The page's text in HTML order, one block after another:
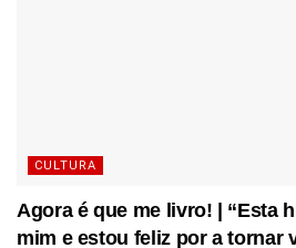
CULTURA
Agora é que me livro! | “Esta
mim e estou feliz por a tornar